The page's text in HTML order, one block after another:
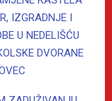
IZGRADNJE I
U NEDELIŠĆU
DVORANE